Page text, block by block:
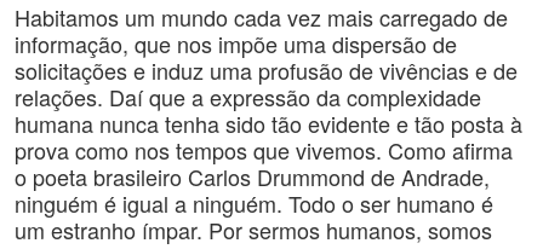
Habitamos um mundo cada vez mais carregado de
informação, que nos impõe uma dispersão de
solicitações e induz uma profusão de vivências e de
relações. Daí que a expressão da complexidade
humana nunca tenha sido tão evidente e tão posta à
prova como nos tempos que vivemos. Como afirma
o poeta brasileiro Carlos Drummond de Andrade,
ninguém é igual a ninguém. Todo o ser humano é
um estranho ímpar. Por sermos humanos, somos